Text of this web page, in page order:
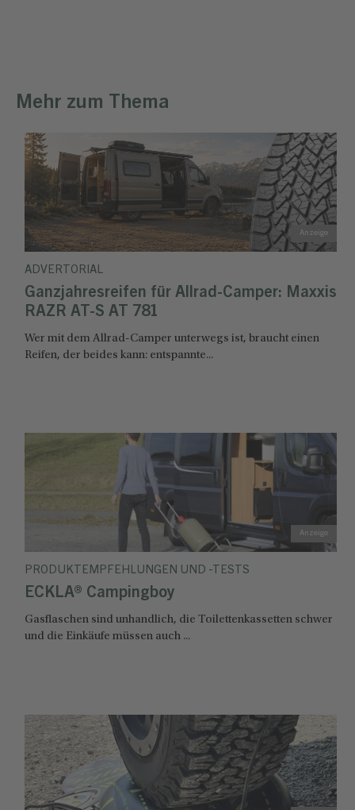
Mehr zum Thema
ADVERTORIAL
Ganzjahresreifen für Allrad-Camper: Maxxis
RAZR AT-S AT 781
Wer mit dem Allrad-Camper unterwegs ist, braucht einen
Reifen, der beides kann: entspannte...
PRODUKTEMPFEHLUNGEN UND -TESTS
ECKLA® Campingboy
Gasflaschen sind unhandlich, die Toilettenkassetten schwer
und die Einkäufe müssen auch ...